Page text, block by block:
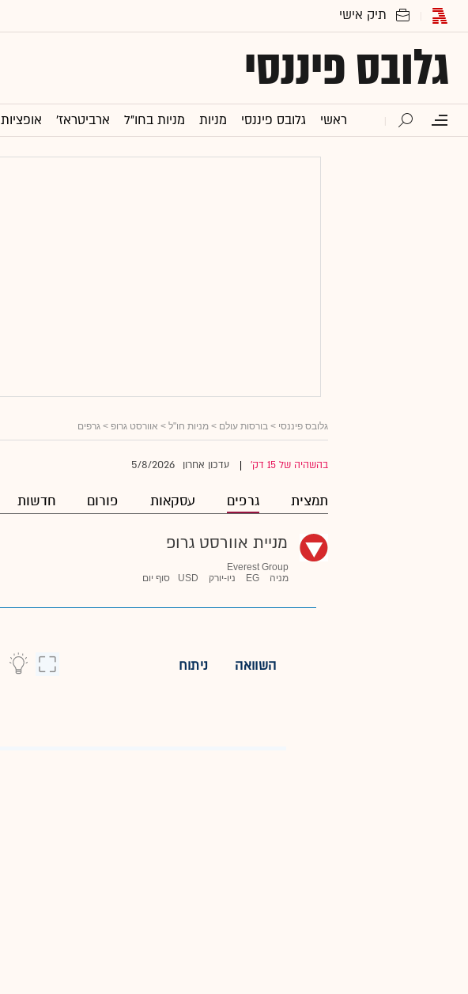
גלובס פיננסי
ראשי גלובס פיננסי מניות מניות בחו"ל ארביטראז' אופציות
גלובס פיננסי > בורסות עולם > מניות חו"ל > אוורסט גרופ > גרפים
בהשהיה של 15 דק' עדכון אחרון 5/8/2026
תמצית גרפים עסקאות פורום חדשות
מניית אוורסט גרופ
Everest Group
מניה
EG ניו-יורק USD סוף יום
השוואה ניתוח